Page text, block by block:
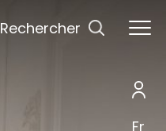
Fr
Rechercher